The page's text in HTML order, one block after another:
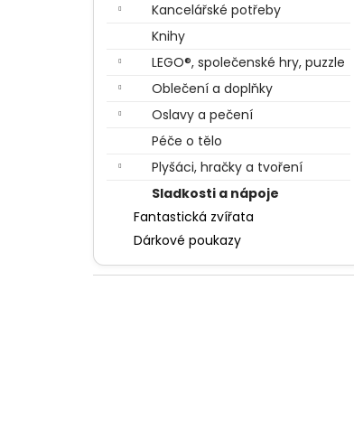
Kancelářské potřeby
Knihy
LEGO®, společenské hry, puzzle
Oblečení a doplňky
Oslavy a pečení
Péče o tělo
Plyšáci, hračky a tvoření
Sladkosti a nápoje
Fantastická zvířata
Dárkové poukazy
BERTÍKOVY FAZOLKY TISÍCKRÁT JINAK
35 G, HARRY POTTER
85 Kč